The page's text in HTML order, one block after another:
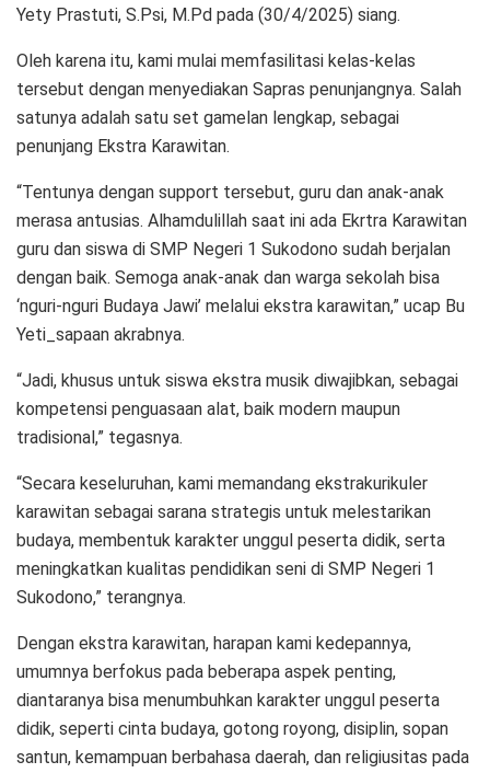
Yety Prastuti, S.Psi, M.Pd pada (30/4/2025) siang.
Oleh karena itu, kami mulai memfasilitasi kelas-kelas
tersebut dengan menyediakan Sapras penunjangnya. Salah
satunya adalah satu set gamelan lengkap, sebagai
penunjang Ekstra Karawitan.
“Tentunya dengan support tersebut, guru dan anak-anak
merasa antusias. Alhamdulillah saat ini ada Ekrtra Karawitan
guru dan siswa di SMP Negeri 1 Sukodono sudah berjalan
dengan baik. Semoga anak-anak dan warga sekolah bisa
‘nguri-nguri Budaya Jawi’ melalui ekstra karawitan,” ucap Bu
Yeti_sapaan akrabnya.
“Jadi, khusus untuk siswa ekstra musik diwajibkan, sebagai
kompetensi penguasaan alat, baik modern maupun
tradisional,” tegasnya.
“Secara keseluruhan, kami memandang ekstrakurikuler
karawitan sebagai sarana strategis untuk melestarikan
budaya, membentuk karakter unggul peserta didik, serta
meningkatkan kualitas pendidikan seni di SMP Negeri 1
Sukodono,” terangnya.
Dengan ekstra karawitan, harapan kami kedepannya,
umumnya berfokus pada beberapa aspek penting,
diantaranya bisa menumbuhkan karakter unggul peserta
didik, seperti cinta budaya, gotong royong, disiplin, sopan
santun, kemampuan berbahasa daerah, dan religiusitas pada